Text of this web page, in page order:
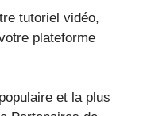
tutoriel vidéo,
plateforme
et la plus